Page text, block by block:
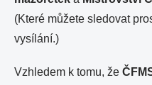
(Které můžete sledovat
vysílání.)
Vzhledem k tomu, že